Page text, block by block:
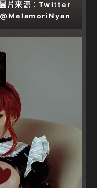
圖片來源：Twitter
@MelamoriNyan